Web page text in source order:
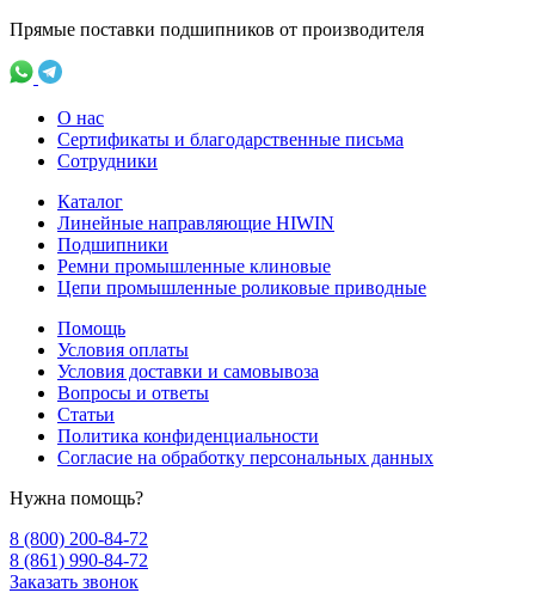
Прямые поставки подшипников от производителя
О нас
Сертификаты и благодарственные письма
Сотрудники
Каталог
Линейные направляющие HIWIN
Подшипники
Ремни промышленные клиновые
Цепи промышленные роликовые приводные
Помощь
Условия оплаты
Условия доставки и самовывоза
Вопросы и ответы
Статьи
Политика конфиденциальности
Согласие на обработку персональных данных
Нужна помощь?
8 (800) 200-84-72
8 (861) 990-84-72
Заказать звонок